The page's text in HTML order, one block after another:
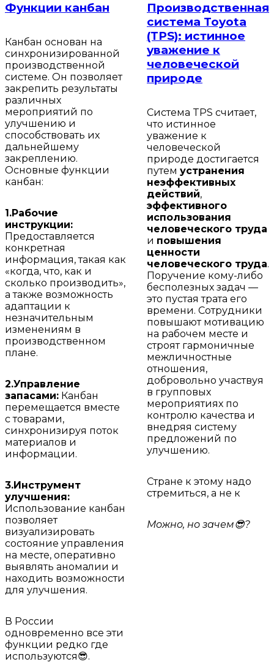
Функции канбан
Канбан основан на
синхронизированной
производственной
системе. Он позволяет
закрепить результаты
различных
мероприятий по
улучшению и
способствовать их
дальнейшему
закреплению.
Основные функции
канбан:
1.Рабочие
инструкции:
Предоставляется
конкретная
информация, такая как
«когда, что, как и
сколько производить»,
а также возможность
адаптации к
незначительным
изменениям в
производственном
плане.
2.Управление
запасами: Канбан
перемещается вместе
с товарами,
синхронизируя поток
материалов и
информации.
3.Инструмент
улучшения:
Использование канбан
позволяет
визуализировать
состояние управления
на месте, оперативно
выявлять аномалии и
находить возможности
для улучшения.
В России
одновременно все эти
функции редко где
используются😎.
Производственная
система Toyota
(TPS): истинное
уважение к
человеческой
природе
Система TPS считает,
что истинное
уважение к
человеческой
природе достигается
путем устранения
неэффективных
действий,
эффективного
использования
человеческого труда
и повышения
ценности
человеческого труда.
Поручение кому-либо
бесполезных задач —
это пустая трата его
времени. Сотрудники
повышают мотивацию
на рабочем месте и
строят гармоничные
межличностные
отношения,
добровольно участвуя
в групповых
мероприятиях по
контролю качества и
внедряя систему
предложений по
улучшению.
Стране к этому надо
стремиться, а не к
Можно, но зачем😎?